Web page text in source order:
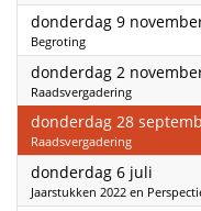
donderdag 9
Begroting
donderdag 2
Raadsvergadering
donderdag 28
Raadsvergadering
donderdag 6 juli
Jaarstukken 2022 en